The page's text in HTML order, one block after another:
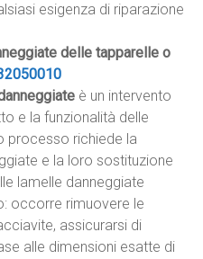
esigenza di riparazione
delle tapparelle o
è un intervento
e la funzionalità delle
processo richiede la
e la loro sostituzione
lamelle danneggiate
occorre rimuovere le
assicurarsi di
alle dimensioni esatte di